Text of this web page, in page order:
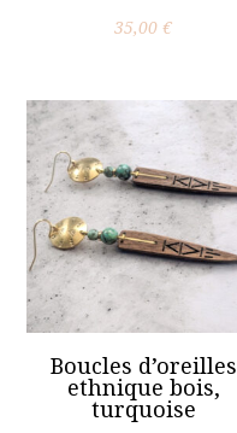
35,00€
Boucles d’oreilles
ethnique bois,
turquoise